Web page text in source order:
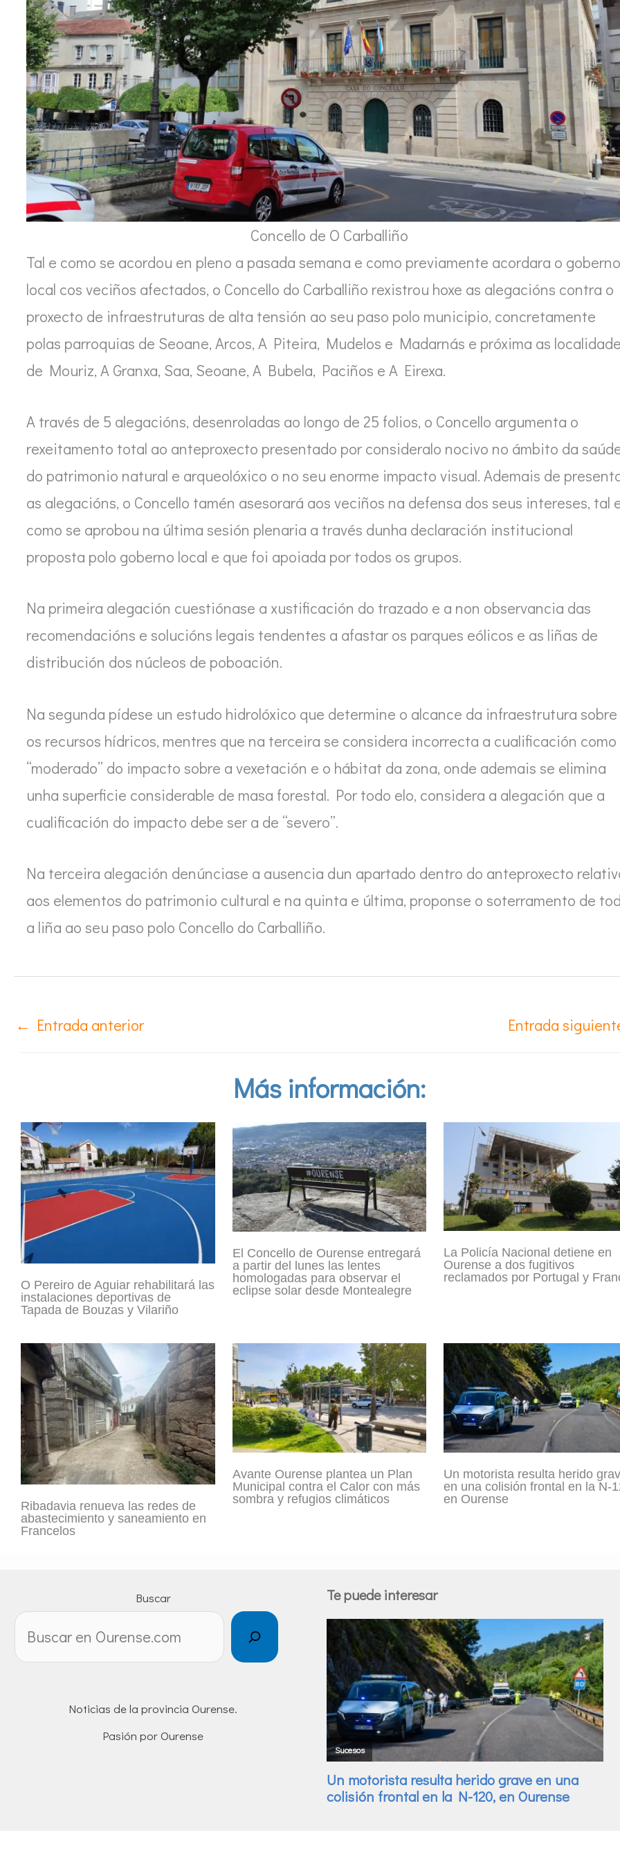
Concello de O Carballiño
Tal e como se acordou en pleno a pasada semana e como previamente acordara o goberno
local cos veciños afectados, o Concello do Carballiño rexistrou hoxe as alegacións contra o
proxecto de infraestruturas de alta tensión ao seu paso polo municipio, concretamente
polas parroquias de Seoane, Arcos, A Piteira, Mudelos e Madarnás e próxima as
de Mouriz, A Granxa, Saa, Seoane, A Bubela, Paciños e A Eirexa.
A través de 5 alegacións, desenroladas ao longo de 25 folios, o Concello argumenta o
rexeitamento total ao anteproxecto presentado por consideralo nocivo no ámbito da
do patrimonio natural e arqueolóxico o no seu enorme impacto visual. Ademais de
as alegacións, o Concello tamén asesorará aos veciños na defensa dos seus intereses, tal
como se aprobou na última sesión plenaria a través dunha declaración institucional
proposta polo goberno local e que foi apoiada por todos os grupos.
Na primeira alegación cuestiónase a xustificación do trazado e a non observancia das
recomendacións e solucións legais tendentes a afastar os parques eólicos e as liñas de
distribución dos núcleos de poboación.
Na segunda pídese un estudo hidrolóxico que determine o alcance da infraestrutura sobre
os recursos hídricos, mentres que na terceira se considera incorrecta a cualificación como
“moderado” do impacto sobre a vexetación e o hábitat da zona, onde ademais se elimina
unha superficie considerable de masa forestal. Por todo elo, considera a alegación que a
cualificación do impacto debe ser a de “severo”.
Na terceira alegación denúnciase a ausencia dun apartado dentro do anteproxecto
aos elementos do patrimonio cultural e na quinta e última, proponse o soterramento de
a liña ao seu paso polo Concello do Carballiño.
← Entrada anterior Entrada
Más información:
O Pereiro de Aguiar rehabilitará las
instalaciones deportivas de
Tapada de Bouzas y Vilariño
El Concello de Ourense entregará
a partir del lunes las lentes
homologadas para observar el
eclipse solar desde Montealegre
La Policía Nacional detiene en
Ourense a dos fugitivos
reclamados por Portugal y
Ribadavia renueva las redes de
abastecimiento y saneamiento en
Francelos
Avante Ourense plantea un Plan
Municipal contra el Calor con más
sombra y refugios climáticos
Un motorista resulta herido
en una colisión frontal en la N-
en Ourense
Buscar
Noticias de la provincia Ourense.
Pasión por Ourense
Te puede interesar